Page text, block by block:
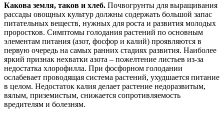
Какова земля, таков и хлеб. Почвогрунты для выращивания
рассады овощных культур должны содержать большой запас
питательных веществ, нужных для роста и развития молодых
проростков. Симптомы голодания растений по основным
элементам питания (азот, фосфор и калий) проявляются в
первую очередь на самых ранних стадиях развития. Наиболее
яркий признак нехватки азота – пожелтение листьев из-за
недостатка хлорофилла. При фосфорном голодании
ослабевает проводящая система растений, ухудшается питание
в целом. Недостаток калия делает растение недоразвитым,
вялым, приземистым, снижается сопротивляемость
вредителям и болезням.